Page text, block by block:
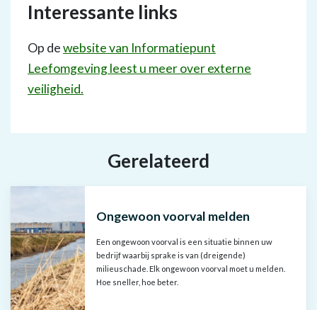
Interessante links
Op dewebsite van Informatiepunt
Leefomgeving leest u meer over externe
veiligheid.
Gerelateerd
Ongewoon voorval melden
Een ongewoon voorval is een situatie binnen uw
bedrijf waarbij sprake is van (dreigende)
milieuschade. Elk ongewoon voorval moet u melden.
Hoe sneller, hoe beter.